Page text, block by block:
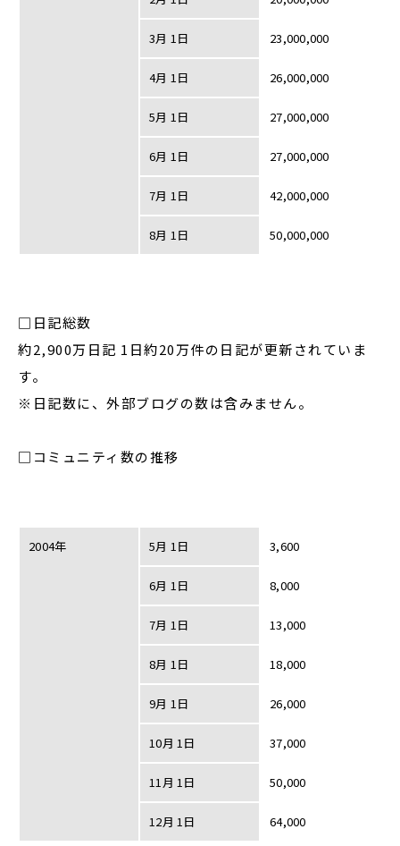
3月 1日 23,000,000
4月 1日 26,000,000
5月 1日 27,000,000
6月 1日 27,000,000
7月 1日 42,000,000
8月 1日 50,000,000
□日記総数
約2,900万日記 1日約20万件の日記が更新されていま
す。
※日記数に、外部ブログの数は含みません。
□コミュニティ数の推移
2004年 5月 1日 3,600
6月 1日 8,000
7月 1日 13,000
8月 1日 18,000
9月 1日 26,000
10月 1日 37,000
11月 1日 50,000
12月 1日 64,000